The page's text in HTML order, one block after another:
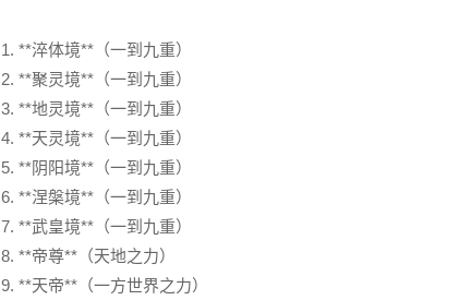
1. **淬体境**（一到九重）
2. **聚灵境**（一到九重）
3. **地灵境**（一到九重）
4. **天灵境**（一到九重）
5. **阴阳境**（一到九重）
6. **涅槃境**（一到九重）
7. **武皇境**（一到九重）
8. **帝尊**（天地之力）
9. **天帝**（一方世界之力）